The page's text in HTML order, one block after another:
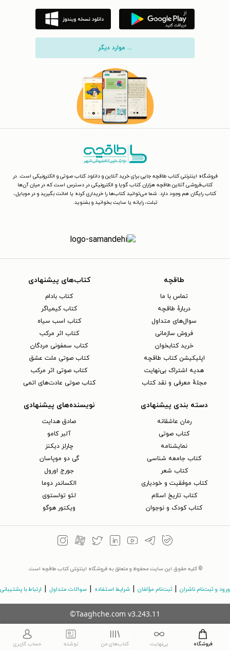
... موارد دیگر
فروشگاه اینترنتی کتاب طاقچه جایی برای خرید آنلاین و دانلود کتاب صوتی و الکترونیکی است. در
کتاب‌فروشی آنلاین طاقچه هزاران کتاب گویا و الکترونیکی در دسترس است که در میان آن‌ها
کتاب رایگان هم وجود دارد. شما می‌توانید کتاب‌ها را خریداری کرده یا امانت بگیرید و در موبایل،
تبلت، رایانه یا سایت بخوانید و بشنوید.
طاقچه
تماس با ما
دربارهٔ طاقچه
سوال‌های متداول
فروش سازمانی
خرید کتابخوان
اپلیکیشن کتاب طاقچه
هدیه اشتراک بی‌نهایت
مجلهٔ معرفی و نقد کتاب
کتاب‌های پیشنهادی
کتاب بادام
کتاب کیمیاگر
کتاب اسب سیاه
کتاب اثر مرکب
کتاب سمفونی مردگان
کتاب صوتی ملت عشق
کتاب صوتی اثر مرکب
کتاب صوتی عادت‌های اتمی
دسته بندی پیشنهادی
رمان عاشقانه
کتاب‌ صوتی
نمایشنامه
کتاب جامعه شناسی
کتاب شعر
کتاب موفقیت و خودیاری
کتاب تاریخ اسلام
کتاب کودک و نوجوان
نویسنده‌های پیشنهادی
صادق هدایت
آلبر کامو
چارلز دیکنز
گی دو موپاسان
جورج اورول
الکساندر دوما
لئو تولستوی
ویکتور هوگو
© کلیه حقوق این سایت محفوظ و متعلق به فروشگاه اینترنتی کتاب طاقچه است.
ورود و ثبت‌نام ناشران ثبت‌نام مؤلفان شرایط استفاده سوالات متداول ارتباط با پشتیبانی
©Taaghche.com v3.243.11
فروشگاه بی‌نهایت کتاب‌های من نوشته حساب کاربری